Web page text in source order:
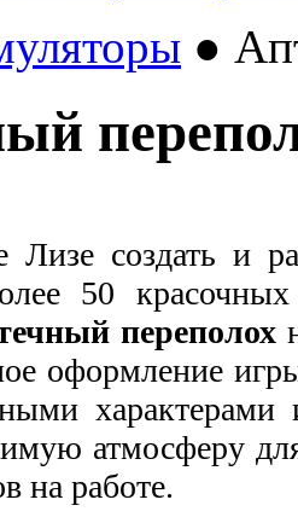
●
Лизе создать и
50
переполох
оформление
атмосферу
на работе.